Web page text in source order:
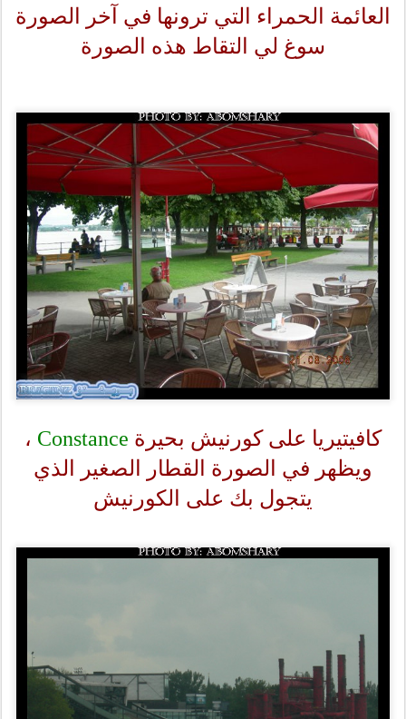
العائمة الحمراء التي ترونها في آخر الصورة
سوغ لي التقاط هذه الصورة
كافيتيريا على كورنيش بحيرة Constance ،
ويظهر في الصورة القطار الصغير الذي
يتجول بك على الكورنيش